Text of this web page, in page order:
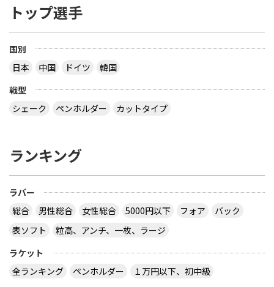
トップ選手
国別
日本
中国 ドイツ
韓国
戦型
シェーク
ペンホルダー カットタイプ
ランキング
ラバー
総合
男性総合 女性総合 5000円以下 フォア
バック
表ソフト
粒高、アンチ、一枚、ラージ
ラケット
全ランキング
ペンホルダー
１万円以下、初中級